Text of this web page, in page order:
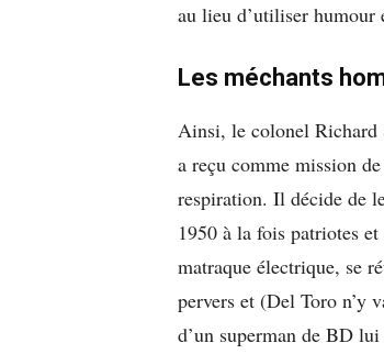
au lieu d’utiliser humour
Les méchants
Ainsi, le colonel Richard
a reçu comme mission
respiration. Il décide de
1950 à la fois patriotes
matraque électrique, se
pervers et (Del Toro n’y
d’un superman de BD